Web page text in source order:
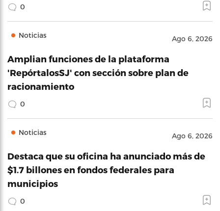
0
Noticias Ago 6, 2026
Amplian funciones de la plataforma
'RepórtalosSJ' con sección sobre plan de
racionamiento
0
Noticias Ago 6, 2026
Destaca que su oficina ha anunciado más de
$1.7 billones en fondos federales para
municipios
0